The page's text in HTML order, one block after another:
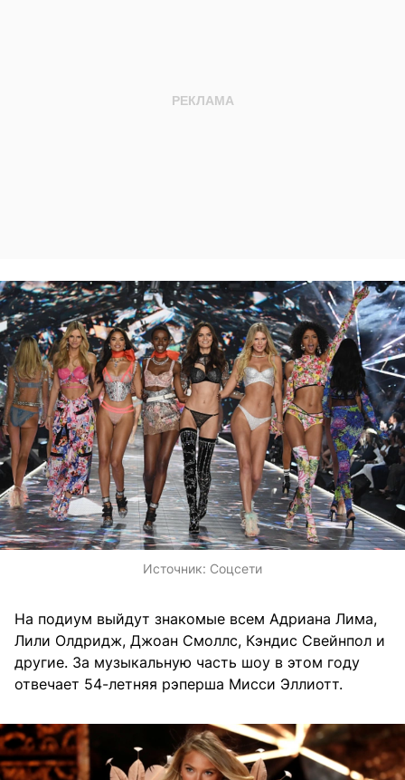
Источник: Соцсети
На подиум выйдут знакомые всем Адриана Лима,
Лили Олдридж, Джоан Смоллс, Кэндис Свейнпол и
другие. За музыкальную часть шоу в этом году
отвечает 54-летняя рэперша Мисси Эллиотт.